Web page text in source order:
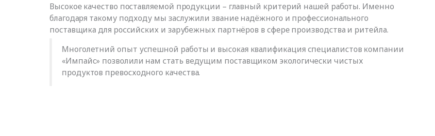
Высокое качество поставляемой продукции – главный критерий нашей работы. Именно
благодаря такому подходу мы заслужили звание надёжного и профессионального
поставщика для российских и зарубежных партнёров в сфере производства и ритейла.
Многолетний опыт успешной работы и высокая квалификация специалистов компании
«Импайс» позволили нам стать ведущим поставщиком экологически чистых
продуктов превосходного качества.